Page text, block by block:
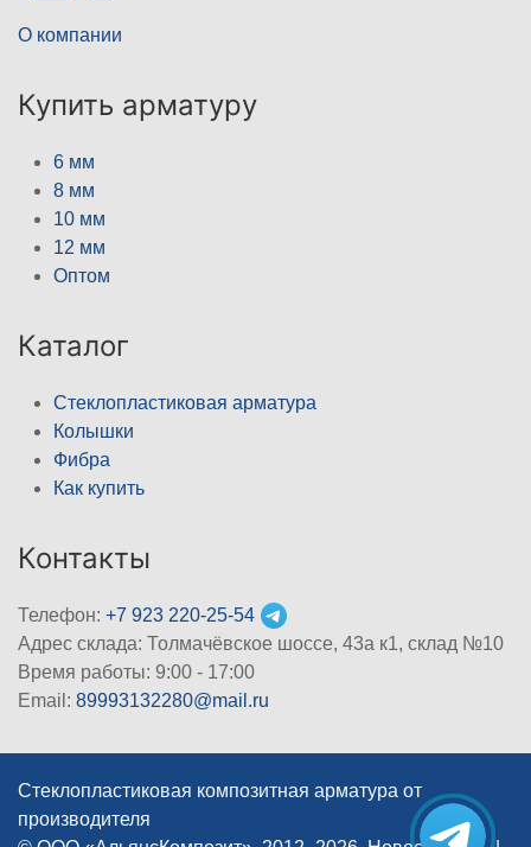
О компании
Купить арматуру
6 мм
8 мм
10 мм
12 мм
Оптом
Каталог
Стеклопластиковая арматура
Колышки
Фибра
Как купить
Контакты
Телефон: +7 923 220-25-54
Адрес склада: Толмачёвское шоссе, 43а к1, склад №10
Время работы: 9:00 - 17:00
Email: 89993132280@mail.ru
Стеклопластиковая композитная арматура от
производителя